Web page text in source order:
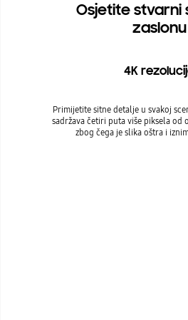
Osjetite stvarni
zaslonu
4K
Primijetite sitne detalje u svakoj
sadržava četiri puta više piksela od
zbog čega je slika oštra i